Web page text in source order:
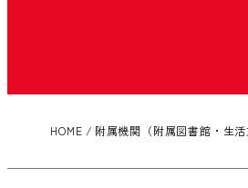
HOME 附属機関（附属図書館・生活